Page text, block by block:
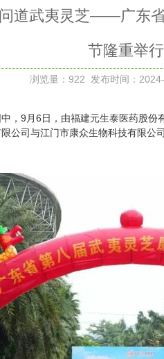
道武夷灵芝——广东
节隆重举行
浏览量：922 发布时间：
9月6日，由福建元生泰医药股份
公司与江门市康众生物科技有限公